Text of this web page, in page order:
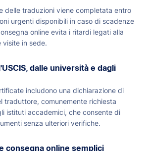
delle traduzioni viene completata entro
urgenti disponibili in caso di scadenze
online evita i ritardi legati alla
visite in sede.
dalle università e dagli
includono una dichiarazione di
traduttore, comunemente richiesta
istituti accademici, che consente di
senza ulteriori verifiche.
consegna online semplici